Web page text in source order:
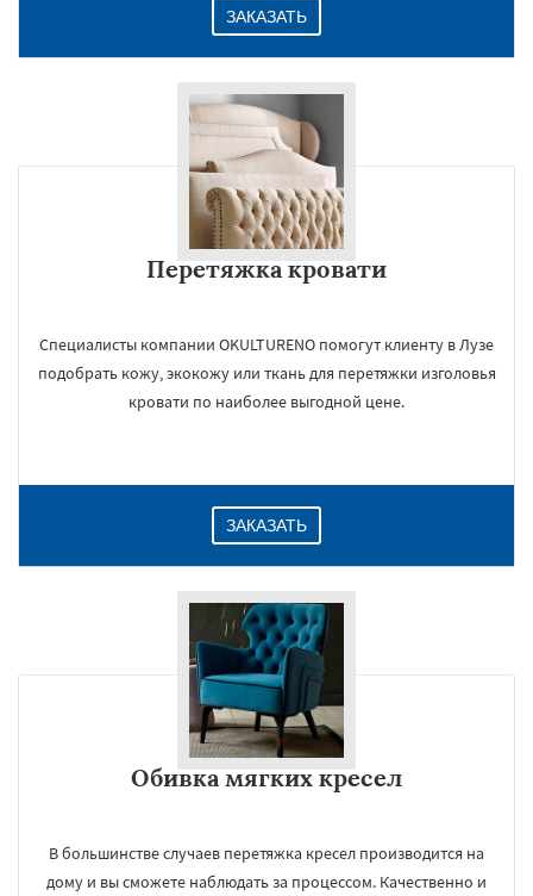
ЗАКАЗАТЬ
Перетяжка кровати
Специалисты компании OKULTURENO помогут клиенту в Лузе
подобрать кожу, экокожу или ткань для перетяжки изголовья
кровати по наиболее выгодной цене.
ЗАКАЗАТЬ
Обивка мягких кресел
В большинстве случаев перетяжка кресел производится на
дому и вы сможете наблюдать за процессом. Качественно и